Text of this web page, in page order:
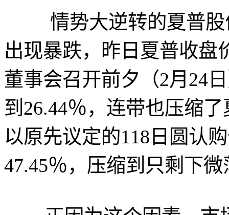
情势大逆转的夏普股
出现暴跌，昨日夏普收盘
董事会召开前夕（2月24
到26.44％，连带也压缩
以原先议定的118日圆认
47.45％，压缩到只剩下微